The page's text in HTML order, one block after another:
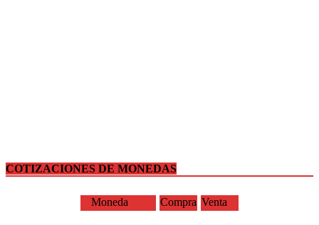
COTIZACIONES DE MONEDAS
Moneda Compra Venta